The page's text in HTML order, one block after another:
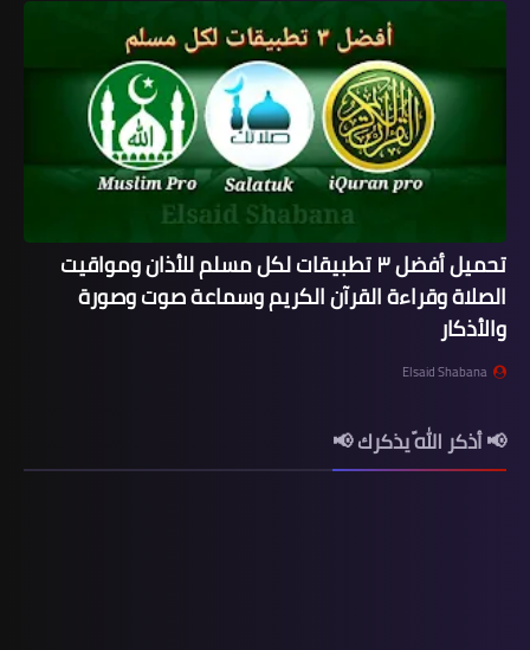
تحميل أفضل ٣ تطبيقات لكل مسلم للأذان ومواقيت
الصلاة وقراءة القرآن الكريم وسماعة صوت وصورة
والأذكار
Elsaid Shabana
📢 أذكر اللّه يذكرك 📢